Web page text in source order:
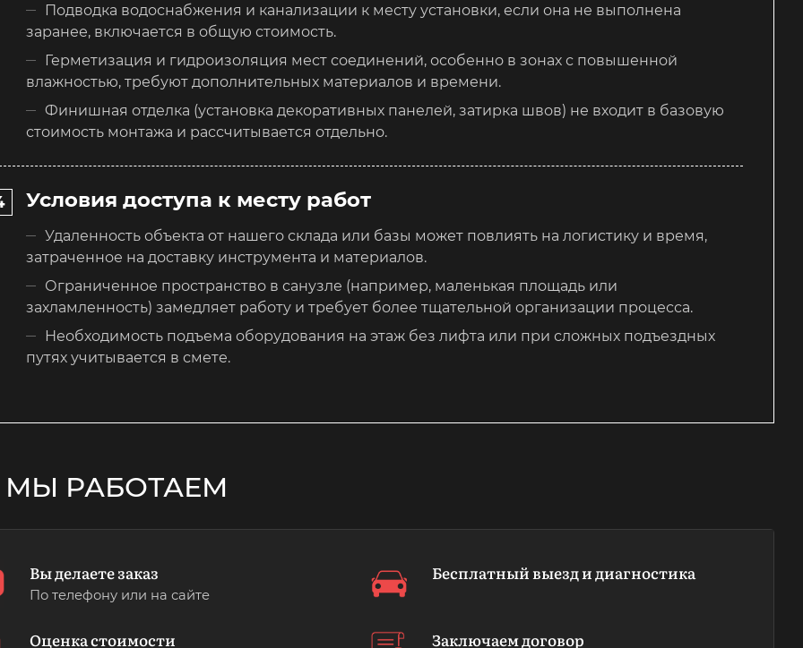
Подводка водоснабжения и канализации к месту установки, если она не выполнена
заранее, включается в общую стоимость.
Герметизация и гидроизоляция мест соединений, особенно в зонах с повышенной
влажностью, требуют дополнительных материалов и времени.
Финишная отделка (установка декоративных панелей, затирка швов) не входит в базовую
стоимость монтажа и рассчитывается отдельно.
Условия доступа к месту работ
Удаленность объекта от нашего склада или базы может повлиять на логистику и время,
затраченное на доставку инструмента и материалов.
Ограниченное пространство в санузле (например, маленькая площадь или
захламленность) замедляет работу и требует более тщательной организации процесса.
Необходимость подъема оборудования на этаж без лифта или при сложных подъездных
путях учитывается в смете.
МЫ РАБОТАЕМ
Вы делаете заказ
По телефону или на сайте
Бесплатный выезд и диагностика
Оценка стоимости Заключаем договор